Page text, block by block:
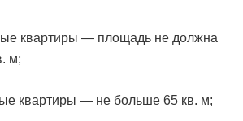
квартиры — площадь не должна
м;
квартиры — не больше 65 кв. м;